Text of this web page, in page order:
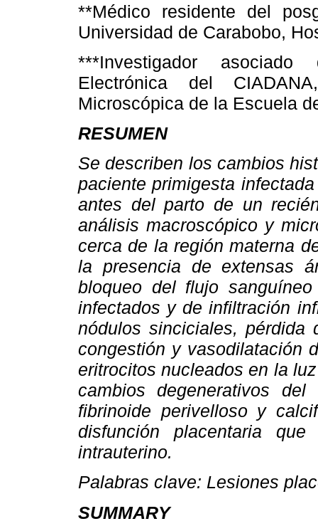
**Médico residente del
Universidad de Carabobo,
***Investigador
Electrónica del
Microscópica de la Escuela
RESUMEN
Se describen los cambios
paciente primigesta
antes del parto de un
análisis macroscópico y
cerca de la región materna
la presencia de extensas
bloqueo del flujo
infectados y de infiltración
nódulos sinciciales, pérdida
congestión y vasodilatación
eritrocitos nucleados en la
cambios degenerativos
fibrinoide perivelloso y
disfunción placentaria
intrauterino.
Palabras clave: Lesiones
SUMMARY